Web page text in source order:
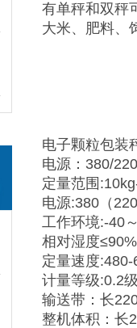
有单秤和双秤
大米、肥料、
电子颗粒包装
电源：380/
定量范围
电源:380（
工作环境:-40
相对湿度≤90%
定量速度
计量等级:0.2
输送带：长
整机体积：长